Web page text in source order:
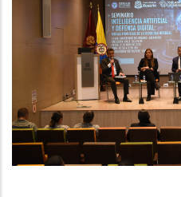
navegación